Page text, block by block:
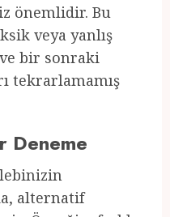
önemlidir. Bu
veya yanlış
bir sonraki
tekrarlamamış
Deneme
alternatif